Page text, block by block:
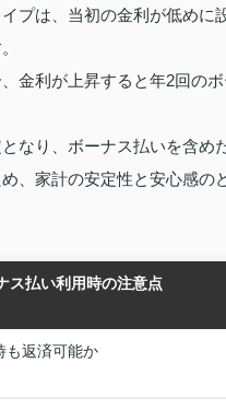
プは、当初の金利が低め
金利が上昇すると年2回の
なり、ボーナス払いを含
、家計の安定性と安心感の
ス払い利用時の注意点
も返済可能か